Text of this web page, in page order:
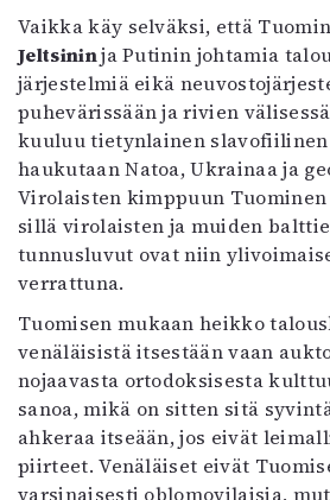
Info
Tilaus ja
Yhteistyössä
Toimitus
Mediatiedot
Kaltio ry
Vaikka käy selväksi, että
Jeltsininja Putinin johtamia
järjestelmiä eikä
puhevärissään ja rivien
kuuluu tietynlainen slavofiilinen
haukutaan Natoa, Ukrainaa ja
Virolaisten kimppuun
sillä virolaisten ja muiden
tunnusluvut ovat niin
verrattuna.
Tuomisen mukaan heikko
venäläisistä itsestään vaan
nojaavasta ortodoksisesta
sanoa, mikä on sitten sitä
ahkeraa itseään, jos eivät
piirteet. Venäläiset eivät
varsinaisesti oblomovilaisia,